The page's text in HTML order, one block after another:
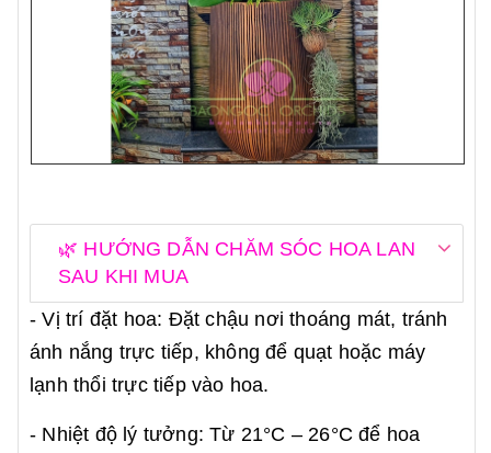
🌿 HƯỚNG DẪN CHĂM SÓC HOA LAN
SAU KHI MUA
- Vị trí đặt hoa: Đặt chậu nơi thoáng mát, tránh
ánh nắng trực tiếp, không để quạt hoặc máy
lạnh thổi trực tiếp vào hoa.
- Nhiệt độ lý tưởng: Từ 21°C – 26°C để hoa